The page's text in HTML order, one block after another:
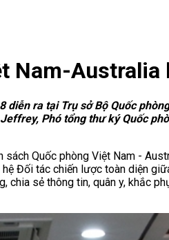
Nam-Australia
ra tại Trụ sở Bộ Quốc
Phó tổng thư ký Quốc
sách Quốc phòng Việt Nam -
Đối tác chiến lược toàn diện
sẻ thông tin, quân y, khắc